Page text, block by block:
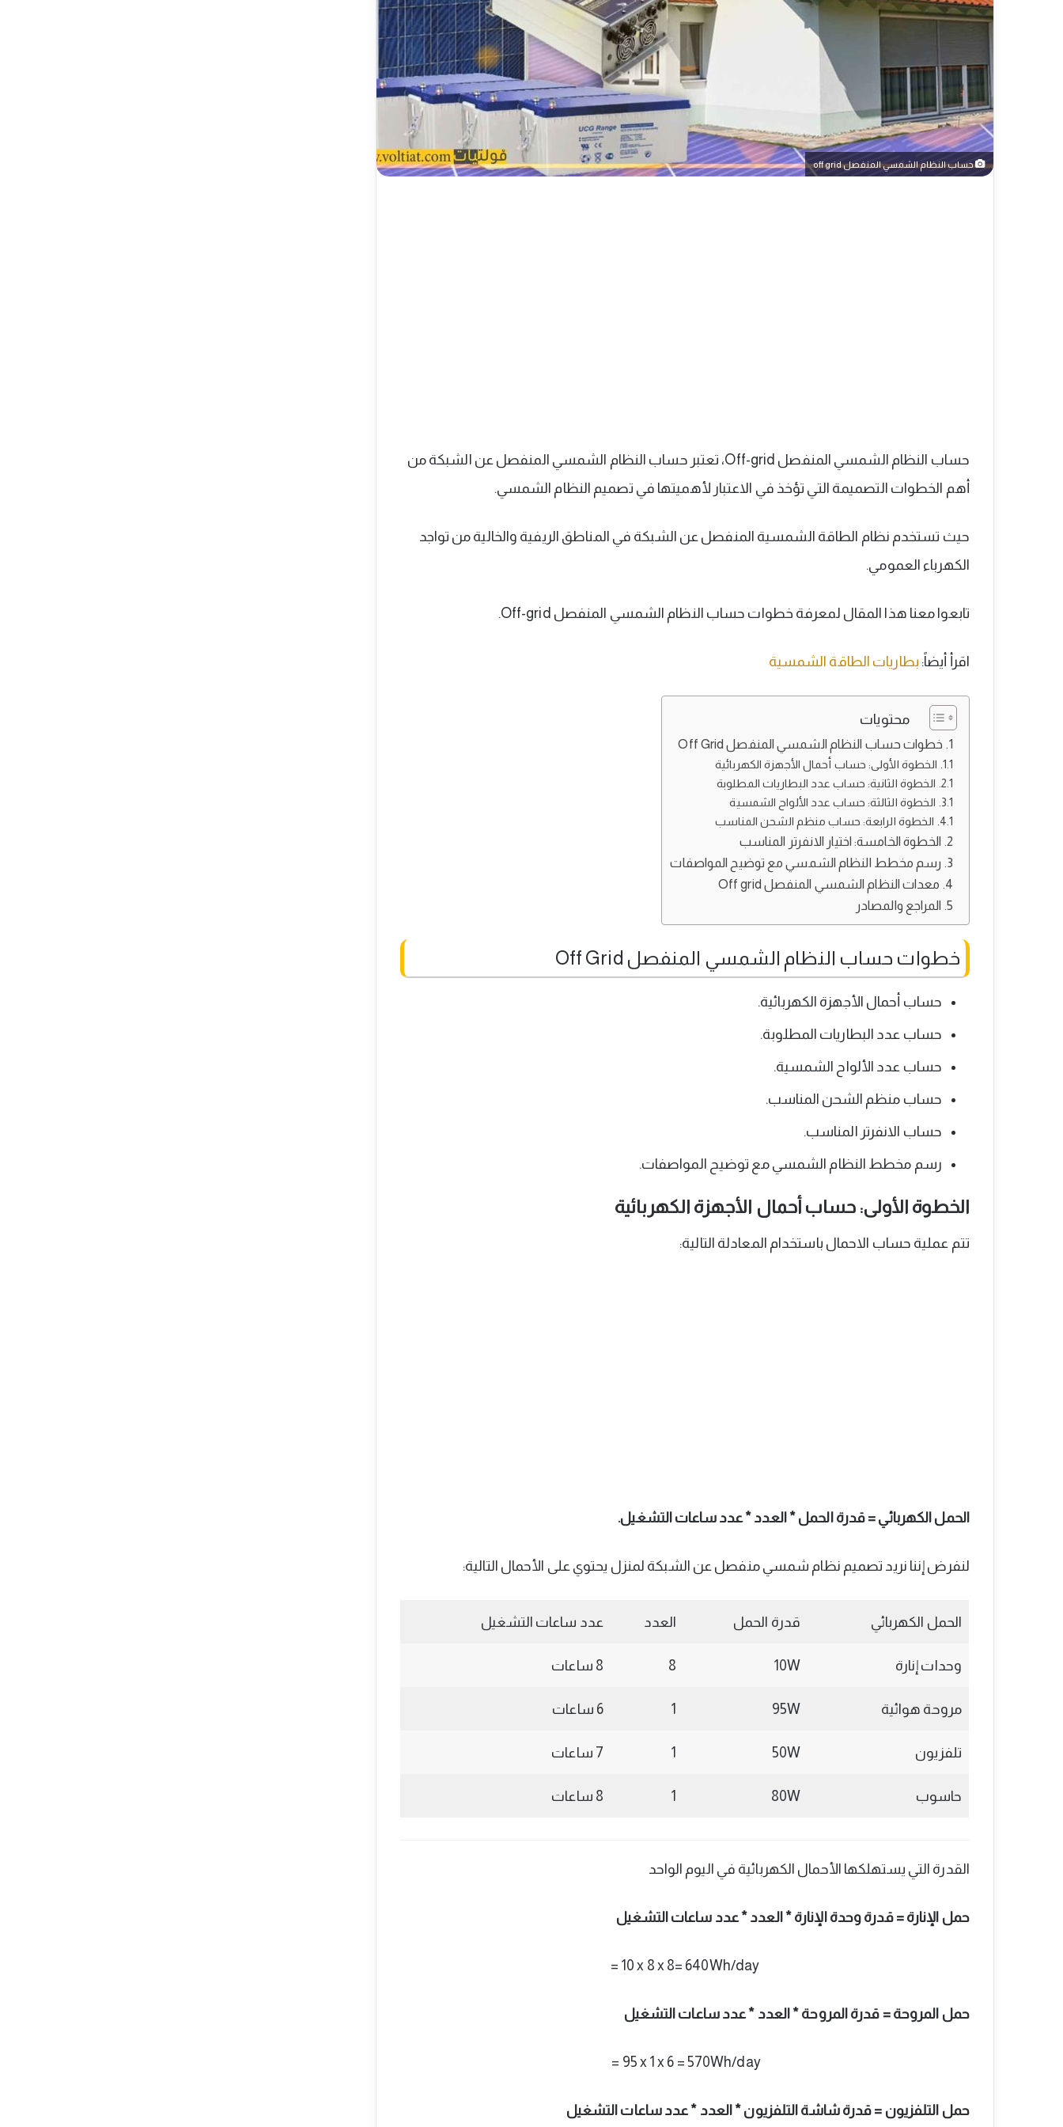
حساب النظام الشمسي المنفصل off grid
حساب النظام الشمسي المنفصل Off-grid، تعتبر حساب النظام الشمسي المنفصل عن الشبكة من
أهم الخطوات التصميمة التي تؤخذ في الاعتبار لأهميتها في تصميم النظام الشمسي.
حيث تستخدم نظام الطاقة الشمسية المنفصل عن الشبكة في المناطق الريفية والخالية من تواجد
الكهرباء العمومي.
تابعوا معنا هذا المقال لمعرفة خطوات حساب النظام الشمسي المنفصل Off-grid.
اقرأ أيضاً: بطاريات الطاقة الشمسية
محتويات
خطوات حساب النظام الشمسي المنفصل Off Grid
الخطوة الأولى: حساب أحمال الأجهزة الكهربائية
الخطوة الثانية: حساب عدد البطاريات المطلوبة
الخطوة الثالثة: حساب عدد الألواح الشمسية
الخطوة الرابعة: حساب منظم الشحن المناسب
الخطوة الخامسة: اختيار الانفرتر المناسب
رسم مخطط النظام الشمسي مع توضيح المواصفات
معدات النظام الشمسي المنفصل Off grid
المراجع والمصادر
خطوات حساب النظام الشمسي المنفصل Off Grid
حساب أحمال الأجهزة الكهربائية.
حساب عدد البطاريات المطلوبة.
حساب عدد الألواح الشمسية.
حساب منظم الشحن المناسب.
حساب الانفرتر المناسب.
رسم مخطط النظام الشمسي مع توضيح المواصفات.
الخطوة الأولى: حساب أحمال الأجهزة الكهربائية
تتم عملية حساب الاحمال باستخدام المعادلة التالية:
الحمل الكهربائي = قدرة الحمل * العدد * عدد ساعات التشغيل.
لنفرض إننا نريد تصميم نظام شمسي منفصل عن الشبكة لمنزل يحتوي على الأحمال التالية:
الحمل الكهربائي قدرة الحمل العدد عدد ساعات التشغيل
وحدات إنارة 10W
8 8 ساعات
مروحة هوائية 95W
1 6 ساعات
تلفزيون 50W
1 7 ساعات
حاسوب 80W
1 8 ساعات
القدرة التي يستهلكها الأحمال الكهربائية في اليوم الواحد
حمل الإنارة = قدرة وحدة الإنارة * العدد * عدد ساعات التشغيل
= 10 x 8 x 8= 640Wh/day
حمل المروحة = قدرة المروحة * العدد * عدد ساعات التشغيل
= 95 x 1 x 6 = 570Wh/day
حمل التلفزيون = قدرة شاشة التلفزيون * العدد * عدد ساعات التشغيل